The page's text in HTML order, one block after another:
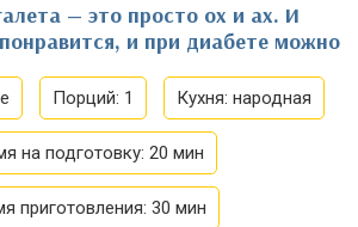
— это просто ох и ах. И
и при диабете можно
Порций: 1 Кухня: народная
на подготовку: 20 мин
приготовления: 30 мин